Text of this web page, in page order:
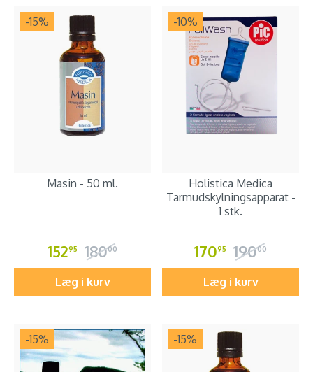
-15%
Masin - 50 ml.
15295 18000
Læg i kurv
-10%
Holistica Medica
Tarmudskylningsapparat -
1 stk.
17095 19000
Læg i kurv
-15% -15%